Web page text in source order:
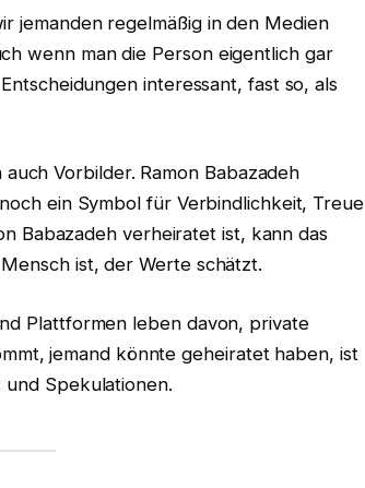
jemanden regelmäßig in den Medien
wenn man die Person eigentlich gar
interessant, fast so, als
Vorbilder. Ramon Babazadeh
ein Symbol für Verbindlichkeit, Treue
Babazadeh verheiratet ist, kann das
ist, der Werte schätzt.
Plattformen leben davon, private
jemand könnte geheiratet haben, ist
Spekulationen.